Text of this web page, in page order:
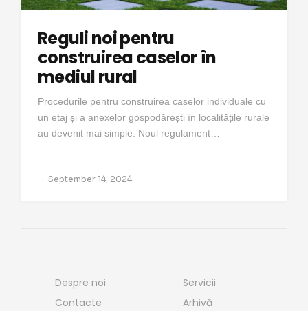
Reguli noi pentru
construirea caselor în
mediul rural
Procedurile pentru construirea caselor individuale cu
un etaj și a anexelor gospodărești în localitățile rurale
au devenit mai simple. Noul regulament…
September 14, 2024
Despre noi
Contacte
Servicii
Arhivă